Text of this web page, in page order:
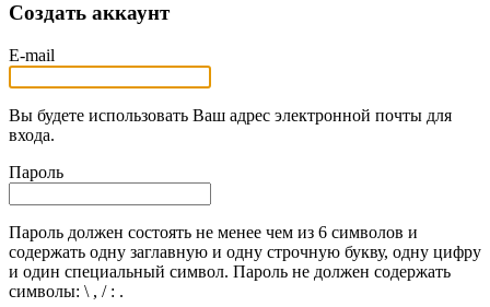
Создать аккаунт
E-mail
Вы будете использовать Ваш адрес электронной почты для
входа.
Пароль
Пароль должен состоять не менее чем из 6 символов и
содержать одну заглавную и одну строчную букву, одну цифру
и один специальный символ. Пароль не должен содержать
символы: \ , / : .